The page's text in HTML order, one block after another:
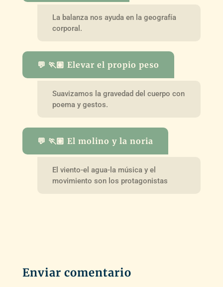
La balanza nos ayuda en la geografía
corporal.
💬 🏃🏽 Elevar el propio peso
Suavizamos la gravedad del cuerpo con
poema y gestos.
💬 🏃🏽 El molino y la noria
El viento-el agua-la música y el
movimiento son los protagonistas
Enviar comentario